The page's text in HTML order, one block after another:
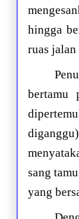
hingga
ruas
bertamu
sang
yang